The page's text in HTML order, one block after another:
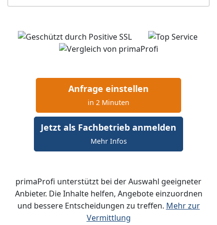
Anfrage einstellen
in 2 Minuten
Jetzt als Fachbetrieb anmelden
Mehr Infos
primaProfi unterstützt bei der Auswahl geeigneter
Anbieter. Die Inhalte helfen, Angebote einzuordnen
und bessere Entscheidungen zu treffen. Mehr zur
Vermittlung